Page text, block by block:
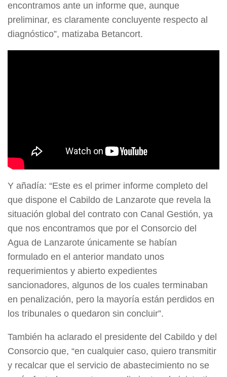
encontramos ante un informe que, aunque
preliminar, es claramente concluyente respecto al
diagnóstico”, matizaba Betancort.
Y añadía: “Este es el primer informe completo del
que dispone el Cabildo de Lanzarote que revela la
situación global del contrato con Canal Gestión, ya
que nos encontramos que por el Consorcio del
Agua de Lanzarote únicamente se habían
formulado en el anterior mandato unos
requerimientos y abierto expedientes
sancionadores, algunos de los cuales terminaban
en penalización, pero la mayoría están perdidos en
los tribunales o quedaron sin concluir”.
También ha aclarado el presidente del Cabildo y del
Consorcio que, “en cualquier caso, quiero transmitir
y recalcar que el servicio de abastecimiento no se